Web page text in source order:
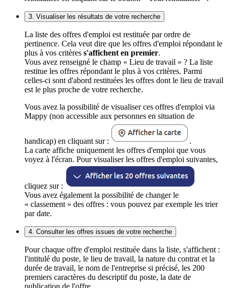
3. Visualiser les résultats de votre recherche
La liste des offres d'emploi est restituée par ordre de
pertinence. Cela veut dire que les offres d'emploi répondant le
plus à vos critères s'affichent en premier.
Vous avez renseigné le champ « Lieu de travail » ? La liste
restitue les offres répondant le plus à vos critères. Parmi
celles-ci sont d'abord restituées les offres dont le lieu de travail
est le plus proche de votre recherche.
Vous avez la possibilité de visualiser ces offres d'emploi via
Mappy (non accessible aux personnes en situation de
handicap) en cliquant sur :
.
La carte affiche uniquement les offres d'emploi que vous
voyez à l'écran. Pour visualiser les offres d'emploi suivantes,
cliquez sur :
Vous avez également la possibilité de changer le
« classement » des offres : vous pouvez par exemple les trier
par date.
4. Consulter les offres issues de votre recherche
Pour chaque offre d'emploi restituée dans la liste, s'affichent :
l'intitulé du poste, le lieu de travail, la nature du contrat et la
durée de travail, le nom de l'entreprise si précisé, les 200
premiers caractères du descriptif du poste, la date de
publication de l'offre.